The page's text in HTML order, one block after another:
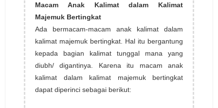
Macam Anak Kalimat dalam Kalimat
Majemuk Bertingkat
Ada bermacam-macam anak kalimat dalam
kalimat majemuk bertingkat. Hal itu bergantung
kepada bagian kalimat tunggal mana yang
diubh/ digantinya. Karena itu macam anak
kalimat dalam kalimat majemuk bertingkat
dapat diperinci sebagai berikut: